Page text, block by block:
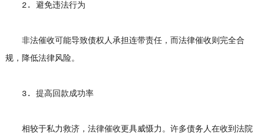
2. 避免违法行为
非法催收可能导致债权人承担连带责任，而法律催收则完全合
规，降低法律风险。
3. 提高回款成功率
相较于私力救济，法律催收更具威慑力。许多债务人在收到法院